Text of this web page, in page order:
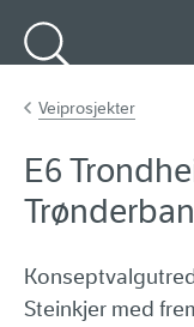
Veiprosjekter
E6
Steinkjer med